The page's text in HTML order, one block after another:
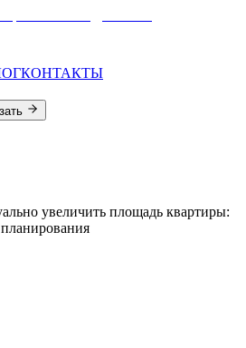
КОНТАКТЫ
увеличить площадь квартиры: